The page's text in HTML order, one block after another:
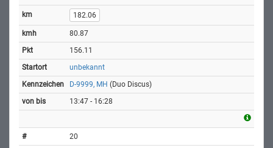
182.06
80.87
156.11
unbekannt
D-9999, MH (Duo Discus)
13:47 - 16:28
20